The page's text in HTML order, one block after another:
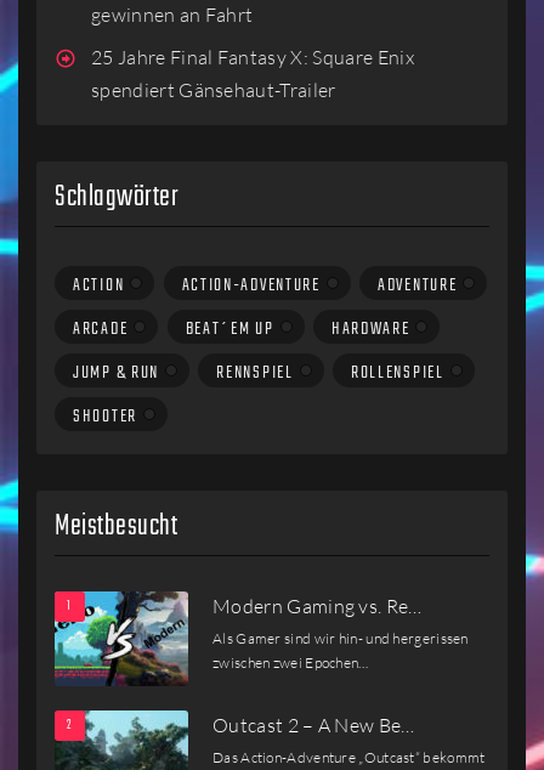
gewinnen an Fahrt
25 Jahre Final Fantasy X: Square Enix
spendiert Gänsehaut-Trailer
Schlagwörter
ACTION ACTION-ADVENTURE
ADVENTURE
ARCADE
BEAT´EM UP
HARDWARE
JUMP & RUN
RENNSPIEL
ROLLENSPIEL
SHOOTER
Meistbesucht
Modern Gaming vs. Re…
Als Gamer sind wir hin- und hergerissen
zwischen zwei Epochen…
Outcast 2 – A New Be…
Das Action-Adventure „Outcast“ bekommt